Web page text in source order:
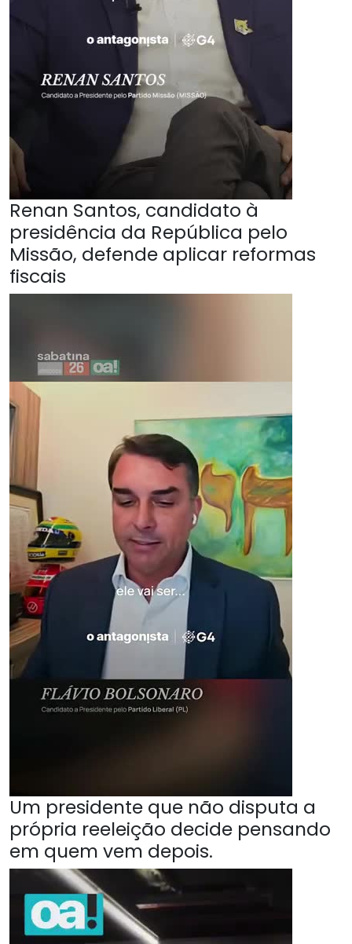
Renan Santos, candidato à
presidência da República pelo
Missão, defende aplicar reformas
fiscais
Um presidente que não disputa a
própria reeleição decide pensando
em quem vem depois.